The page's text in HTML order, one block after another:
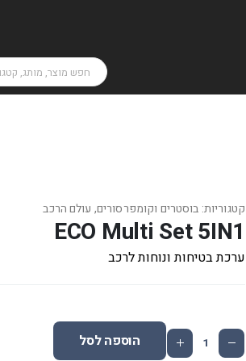
קטגוריות: בוסטרים וקומפרסורים, עולם הרכב
ECO Multi Set 5IN1
ערכת בטיחות ונוחות לרכב
הוספה לסל